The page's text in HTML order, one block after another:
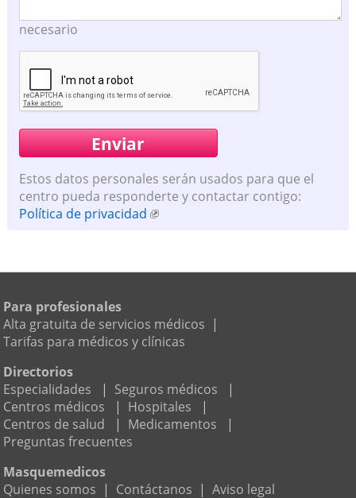
necesario
Estos datos personales serán usados para que el
centro pueda responderte y contactar contigo:
Política de privacidad
Para profesionales
Alta gratuita de servicios médicos |
Tarifas para médicos y clínicas
Directorios
Especialidades
| Seguros médicos
|
Centros médicos
| Hospitales
|
Centros de salud
| Medicamentos
|
Preguntas frecuentes
Masquemedicos
Quienes somos | Contáctanos | Aviso legal